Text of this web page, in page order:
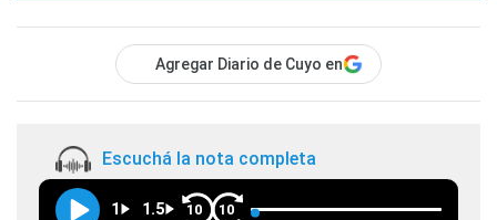
Agregar Diario de Cuyo en
Escuchá la nota completa
1 1.5 10 10